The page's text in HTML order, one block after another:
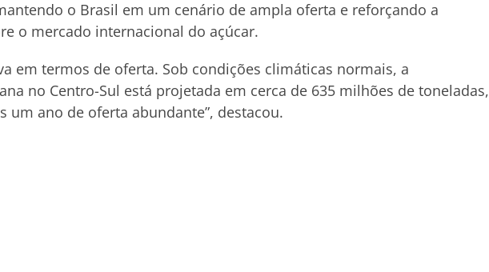
o Brasil em um cenário de ampla oferta e reforçando a
o mercado internacional do açúcar.
em termos de oferta. Sob condições climáticas normais, a
no Centro-Sul está projetada em cerca de 635 milhões de toneladas,
um ano de oferta abundante”, destacou.